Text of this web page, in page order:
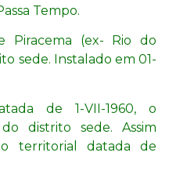
Tempo.
Piracema (ex- Rio do
sede. Instalado em 01-
de 1-VII-1960, o
distrito sede. Assim
territorial datada de